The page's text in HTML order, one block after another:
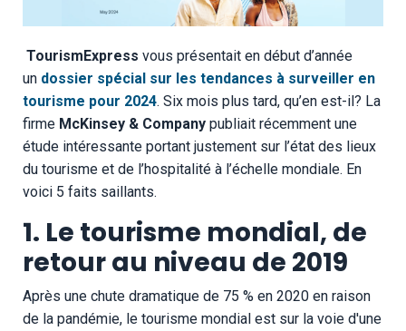
TourismExpress vous présentait en début d’année
un dossier spécial sur les tendances à surveiller en
tourisme pour 2024. Six mois plus tard, qu’en est-il? La
firme McKinsey & Company publiait récemment une
étude intéressante portant justement sur l’état des lieux
du tourisme et de l’hospitalité à l’échelle mondiale. En
voici 5 faits saillants.
1. Le tourisme mondial, de
retour au niveau de 2019
Après une chute dramatique de 75 % en 2020 en raison
de la pandémie, le tourisme mondial est sur la voie d'une